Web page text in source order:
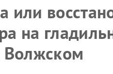
или
на
Волжском